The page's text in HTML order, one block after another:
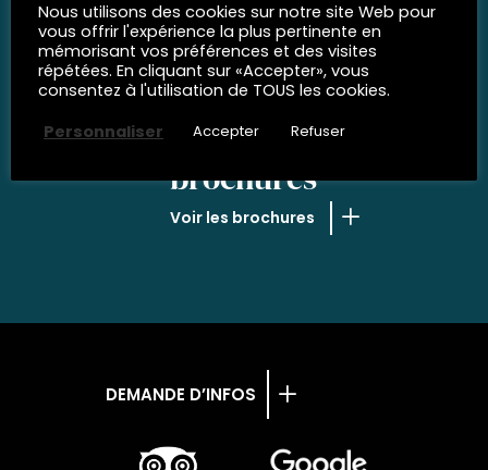
NOS
brochures
Voir les brochures
DEMANDE D’INFOS
Nous utilisons des cookies sur notre site Web pour
vous offrir l'expérience la plus pertinente en
mémorisant vos préférences et des visites
répétées. En cliquant sur «Accepter», vous
consentez à l'utilisation de TOUS les cookies.
Personnaliser
Accepter Refuser